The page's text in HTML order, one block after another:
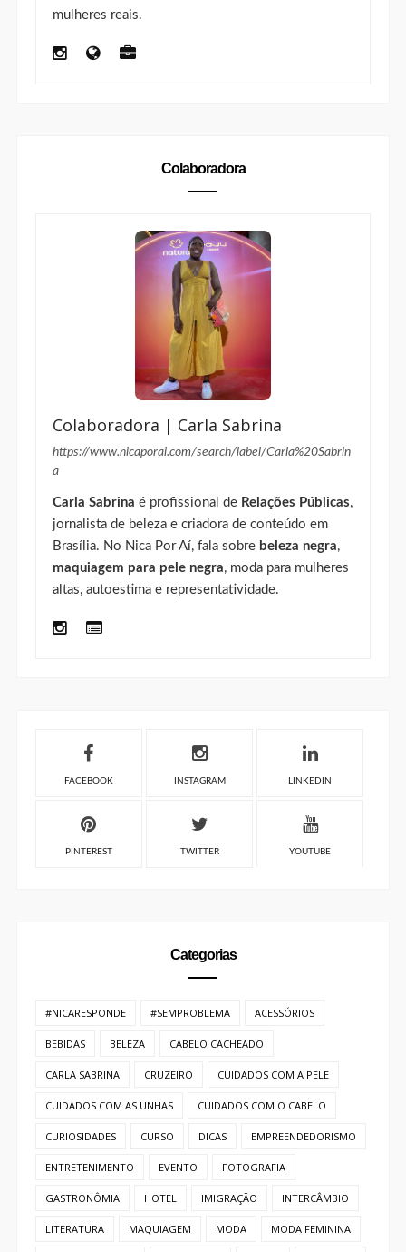
mulheres reais.
Colaboradora
Colaboradora | Carla Sabrina
https://www.nicaporai.com/search/label/Carla%20Sabrin
a
Carla Sabrina é profissional de Relações Públicas,
jornalista de beleza e criadora de conteúdo em
Brasília. No Nica Por Aí, fala sobre beleza negra,
maquiagem para pele negra, moda para mulheres
altas, autoestima e representatividade.
FACEBOOK INSTAGRAM LINKEDIN
PINTEREST TWITTER YOUTUBE
Categorias
#NICARESPONDE #SEMPROBLEMA ACESSÓRIOS
BEBIDAS BELEZA CABELO CACHEADO
CARLA SABRINA CRUZEIRO CUIDADOS COM A PELE
CUIDADOS COM AS UNHAS CUIDADOS COM O CABELO
CURIOSIDADES CURSO DICAS EMPREENDEDORISMO
ENTRETENIMENTO EVENTO FOTOGRAFIA
GASTRONÔMIA HOTEL IMIGRAÇÃO INTERCÂMBIO
LITERATURA MAQUIAGEM MODA MODA FEMININA